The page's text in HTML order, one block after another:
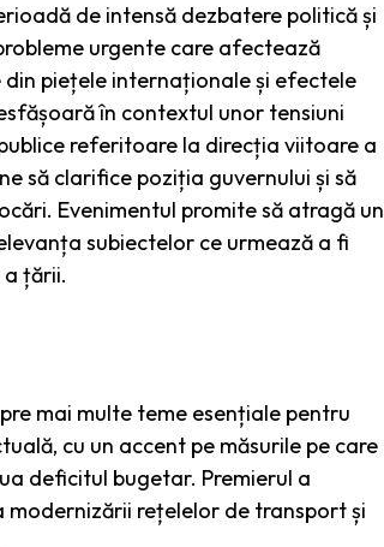
de intensă dezbatere politică și
urgente care afectează
piețele internaționale și efectele
în contextul unor tensiuni
referitoare la direcția viitoare a
să clarifice poziția guvernului și să
Evenimentul promite să atragă un
subiectelor ce urmează a fi
țării.
mai multe teme esențiale pentru
cu un accent pe măsurile pe care
deficitul bugetar. Premierul a
rețelelor de transport și